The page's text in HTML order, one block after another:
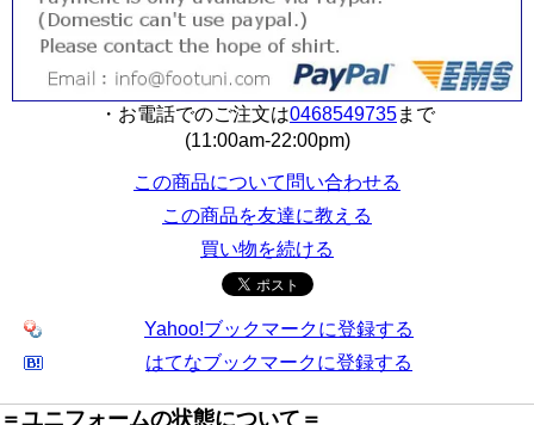
・お電話でのご注文は0468549735まで
(11:00am-22:00pm)
この商品について問い合わせる
この商品を友達に教える
買い物を続ける
Yahoo!ブックマークに登録する
はてなブックマークに登録する
＝ユニフォームの状態について＝